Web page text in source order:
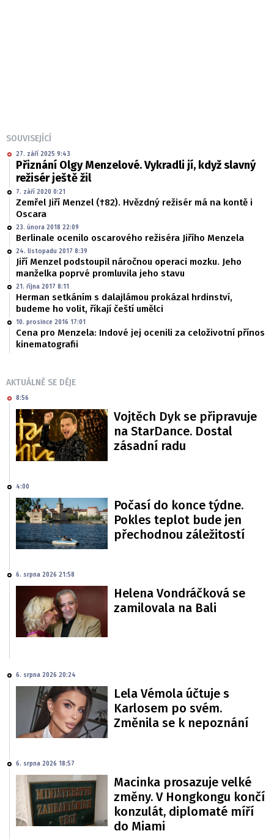
SOUVISEJÍCÍ
27. září 2025 9:43
Přiznání Olgy Menzelové. Vykradli jí, když slavný
režisér ještě žil
7. září 2020 0:21
Zemřel Jiří Menzel (†82). Hvězdný režisér má na kontě i
Oscara
23. února 2018 22:09
Berlinale ocenilo oscarového režiséra Jiřího Menzela
24. listopadu 2017 8:39
Jiří Menzel podstoupil náročnou operaci mozku. Jeho
manželka poprvé promluvila jeho stavu
21. října 2017 8:11
Herman setkáním s dalajlámou prokázal hrdinství,
budeme ho volit, říkají čeští umělci
10. prosince 2016 17:01
Cena pro Menzela: Indové jej ocenili za celoživotní přínos
kinematografii
AKTUÁLNĚ SE DĚJE
8:56
Vojtěch Dyk se připravuje
na StarDance. Dostal
zásadní radu
4:00
Počasí do konce týdne.
Pokles teplot bude jen
přechodnou záležitostí
6. srpna 2026 21:58
Helena Vondráčková se
zamilovala na Bali
6. srpna 2026 20:24
Lela Vémola účtuje s
Karlosem po svém.
Změnila se k nepoznání
6. srpna 2026 18:57
Macinka prosazuje velké
změny. V Hongkongu končí
konzulát, diplomaté míří
do Miami